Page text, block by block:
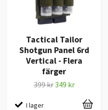
Tactical Tailor
Shotgun Panel 6rd
Vertical - Flera
färger
399 kr349 kr
I lager